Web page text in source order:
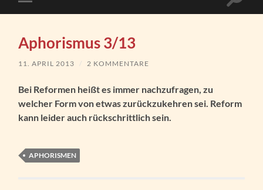
Mobile-
Menü
Aphorismus 3/13
11. APRIL 2013 / 2 KOMMENTARE
Bei Reformen heißt es immer nachzufragen, zu
welcher Form von etwas zurückzukehren sei. Reform
kann leider auch rückschrittlich sein.
APHORISMEN